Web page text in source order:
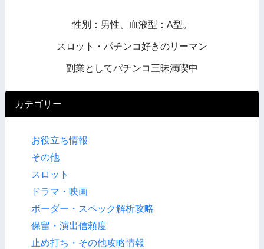
性別：男性、血液型：A型。
スロット・パチンコ好きのリーマン
副業としてパチンコ三昧満喫中
カテゴリー
お役立ち情報
その他
スロット
ドラマ・映画
ボーダー・スペック解析攻略
保留・演出信頼度
止め打ち・その他攻略情報